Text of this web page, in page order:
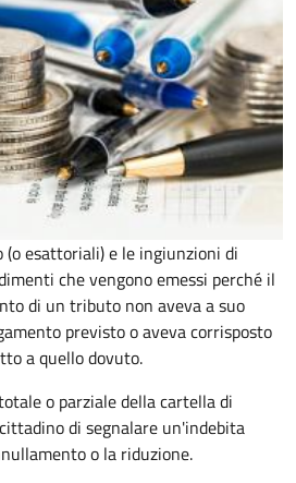
(o esattoriali) e le ingiunzioni di
che vengono emessi perché il
di un tributo non aveva a suo
previsto o aveva corrisposto
a quello dovuto.
o parziale della cartella di
di segnalare un'indebita
o la riduzione.